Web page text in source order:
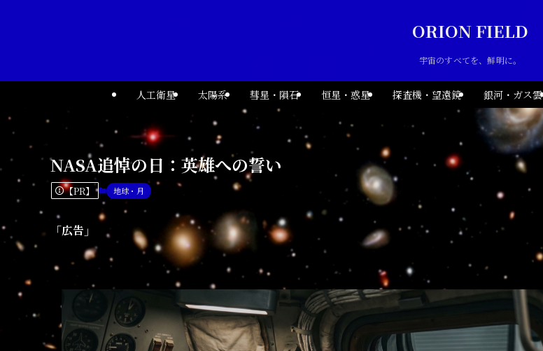
ORION FIELD
宇宙のすべてを、鮮明に。
人工衛星 太陽系 彗星・隕石 恒星・惑星 探査機・望遠鏡 銀河・ガス雲
NASA追悼の日：英雄への誓い
【PR】 地球・月
「広告」